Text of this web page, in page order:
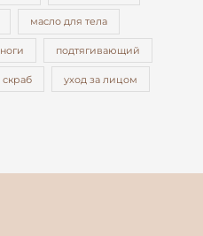
масло для тела
ноги подтягивающий
скраб уход за лицом